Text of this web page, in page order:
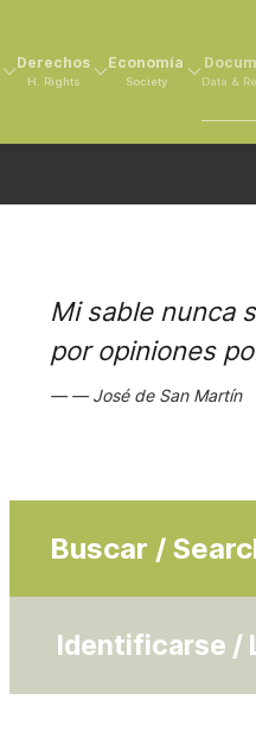
Derechos
H. Rights
Economía
Society Data &
Mi sable nunca
por opiniones
José de San Martín
Buscar /
Identificarse /